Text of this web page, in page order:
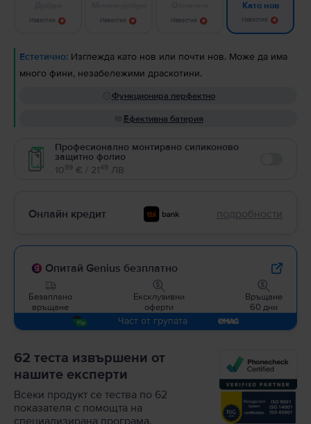
Известие Известие Известие
Като нов
Известие
Естетично: Изглежда като нов или почти нов. Може да има
много фини, незабележими драскотини.
Функционира перфектно
Ефективна батерия
Професионално монтирано силиконово
защитно фолио
1099 € / 2149 ЛВ
Онлайн кредит подробности
Опитай Genius безплатно
Безаплано
връщане
Ексклузивни
оферти
Връщане
60 дни
Част от групата
62 теста извършени от
нашите експерти
Всеки продукт се тества по 62
показателя с помощта на
специализирана програма.